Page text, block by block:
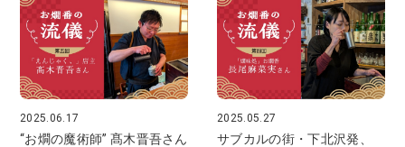
2025.06.17
“お燗の魔術師” 髙木晋吾さん
2025.05.27
サブカルの街・下北沢発、